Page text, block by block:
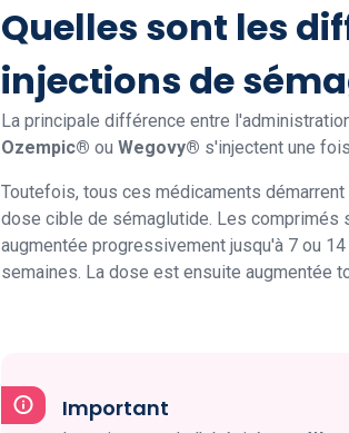
Quelles sont les
injections de
La principale différence entre
Ozempic® ou Wegovy® s'injectent une
Toutefois, tous ces médicaments
dose cible de sémaglutide. Les comprimés
augmentée progressivement jusqu'à 7 ou
semaines. La dose est ensuite augmentée
Important